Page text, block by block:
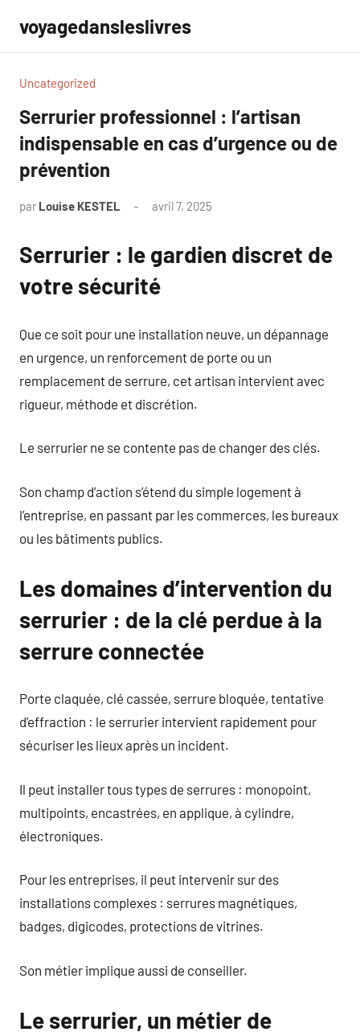
contenu
voyagedansleslivres
Uncategorized
Serrurier professionnel : l’artisan
indispensable en cas d’urgence ou de
prévention
par Louise KESTEL avril 7, 2025
Serrurier : le gardien discret de
votre sécurité
Que ce soit pour une installation neuve, un dépannage
en urgence, un renforcement de porte ou un
remplacement de serrure, cet artisan intervient avec
rigueur, méthode et discrétion.
Le serrurier ne se contente pas de changer des clés.
Son champ d’action s’étend du simple logement à
l’entreprise, en passant par les commerces, les bureaux
ou les bâtiments publics.
Les domaines d’intervention du
serrurier : de la clé perdue à la
serrure connectée
Porte claquée, clé cassée, serrure bloquée, tentative
d’effraction : le serrurier intervient rapidement pour
sécuriser les lieux après un incident.
Il peut installer tous types de serrures : monopoint,
multipoints, encastrées, en applique, à cylindre,
électroniques.
Pour les entreprises, il peut intervenir sur des
installations complexes : serrures magnétiques,
badges, digicodes, protections de vitrines.
Son métier implique aussi de conseiller.
Le serrurier, un métier de